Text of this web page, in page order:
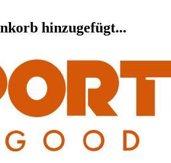
hinzugefügt...